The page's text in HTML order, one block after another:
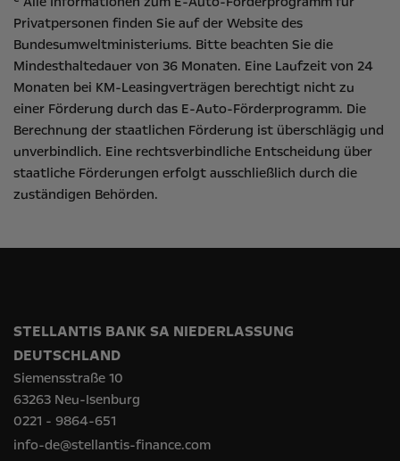
Privatpersonen finden Sie auf der Website des
Bundesumweltministeriums. Bitte beachten Sie die
Mindesthaltedauer von 36 Monaten. Eine Laufzeit von 24
Monaten bei KM-Leasingverträgen berechtigt nicht zu
einer Förderung durch das E-Auto-Förderprogramm. Die
Berechnung der staatlichen Förderung ist überschlägig und
unverbindlich. Eine rechtsverbindliche Entscheidung über
staatliche Förderungen erfolgt ausschließlich durch die
zuständigen Behörden.
STELLANTIS BANK SA NIEDERLASSUNG
DEUTSCHLAND
Siemensstraße 10
63263 Neu-Isenburg
0221 - 9864-651
info-de@stellantis-finance.com